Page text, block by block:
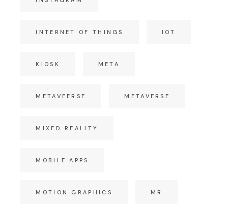
INTERNET OF THINGS IOT
KIOSK META
METAVEERSE METAVERSE
MIXED REALITY
MOBILE APPS
MOTION GRAPHICS MR